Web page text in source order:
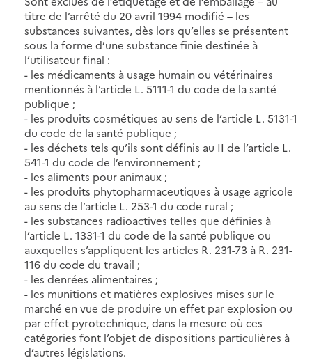
titre de l’arrêté du 20 avril 1994 modifié – les
substances suivantes, dès lors qu’elles se présentent
sous la forme d’une substance finie destinée à
l’utilisateur final :
- les médicaments à usage humain ou vétérinaires
mentionnés à l’article L. 5111-1 du code de la santé
publique ;
- les produits cosmétiques au sens de l’article L. 5131-1
du code de la santé publique ;
- les déchets tels qu’ils sont définis au II de l’article L.
541-1 du code de l’environnement ;
- les aliments pour animaux ;
- les produits phytopharmaceutiques à usage agricole
au sens de l’article L. 253-1 du code rural ;
- les substances radioactives telles que définies à
l’article L. 1331-1 du code de la santé publique ou
auxquelles s’appliquent les articles R. 231-73 à R. 231-
116 du code du travail ;
- les denrées alimentaires ;
- les munitions et matières explosives mises sur le
marché en vue de produire un effet par explosion ou
par effet pyrotechnique, dans la mesure où ces
catégories font l’objet de dispositions particulières à
d’autres législations.